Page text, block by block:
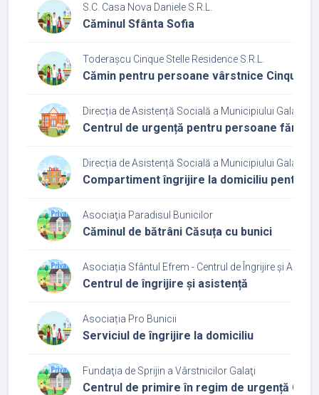
S.C. Casa Nova Daniele S.R.L.
Căminul Sfânta Sofia
Toderașcu Cinque Stelle Residence S.R.L.
Cămin pentru persoane vârstnice Cinque
Direcția de Asistență Socială a Municipiului Galați
Centrul de urgență pentru persoane fără
Direcția de Asistență Socială a Municipiului Galați
Compartiment îngrijire la domiciliu pentru
Asociaţia Paradisul Bunicilor
Căminul de bătrâni Căsuța cu bunici
Asociația Sfântul Efrem - Centrul de Îngrijire și
Centrul de îngrijire și asistență
Asociația Pro Bunicii
Serviciul de îngrijire la domiciliu
Fundaţia de Sprijin a Vârstnicilor Galaţi
Centrul de primire în regim de urgență